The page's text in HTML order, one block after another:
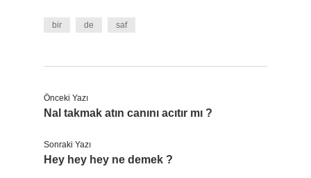
bir de saf
Önceki Yazı
Nal takmak atın canını acıtır mı ?
Sonraki Yazı
Hey hey hey ne demek ?